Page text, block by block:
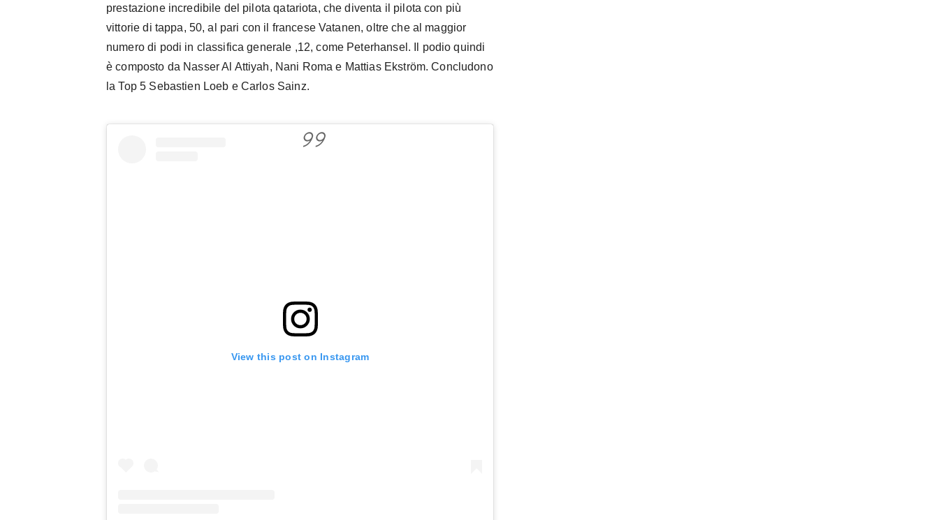
prestazione incredibile del pilota qatariota, che diventa il pilota con più
vittorie di tappa, 50, al pari con il francese Vatanen, oltre che al maggior
numero di podi in classifica generale ,12, come Peterhansel. Il podio quindi
è composto da Nasser Al Attiyah, Nani Roma e Mattias Ekström. Concludono
la Top 5 Sebastien Loeb e Carlos Sainz.
View this post on Instagram